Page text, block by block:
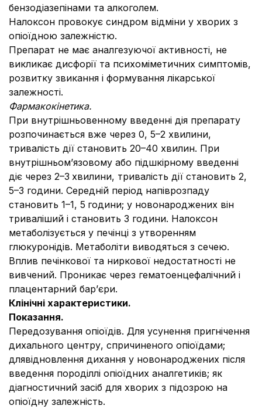
бензодіазепінами та алкоголем.
Налоксон провокує синдром відміни у хворих з
опіоїдною залежністю.
Препарат не має аналгезуючої активності, не
викликає дисфорії та психоміметичних симптомів,
розвитку звикання і формування лікарської
залежності.
Фармакокінетика.
При внутрішньовенному введенні дія препарату
розпочинається вже через 0, 5–2 хвилини,
тривалість дії становить 20–40 хвилин. При
внутрішньом’язовому або підшкірному введенні
діє через 2–3 хвилини, тривалість дії становить 2,
5–3 години. Середній період напіврозпаду
становить 1–1, 5 години; у новонароджених він
триваліший і становить 3 години. Налоксон
метаболізується у печінці з утворенням
глюкуронідів. Метаболіти виводяться з сечею.
Вплив печінкової та ниркової недостатності не
вивчений. Проникає через гематоенцефалічний і
плацентарний бар’єри.
Клінічні характеристики.
Показання.
Передозування опіоїдів. Для усунення пригнічення
дихального центру, спричиненого опіоїдами;
длявідновлення дихання у новонароджених після
введення породіллі опіоїдних аналгетиків; як
діагностичний засіб для хворих з підозрою на
опіоїдну залежність.